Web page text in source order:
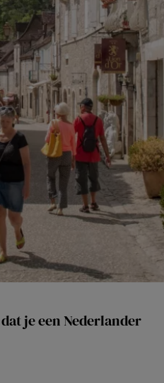
je een Nederlander